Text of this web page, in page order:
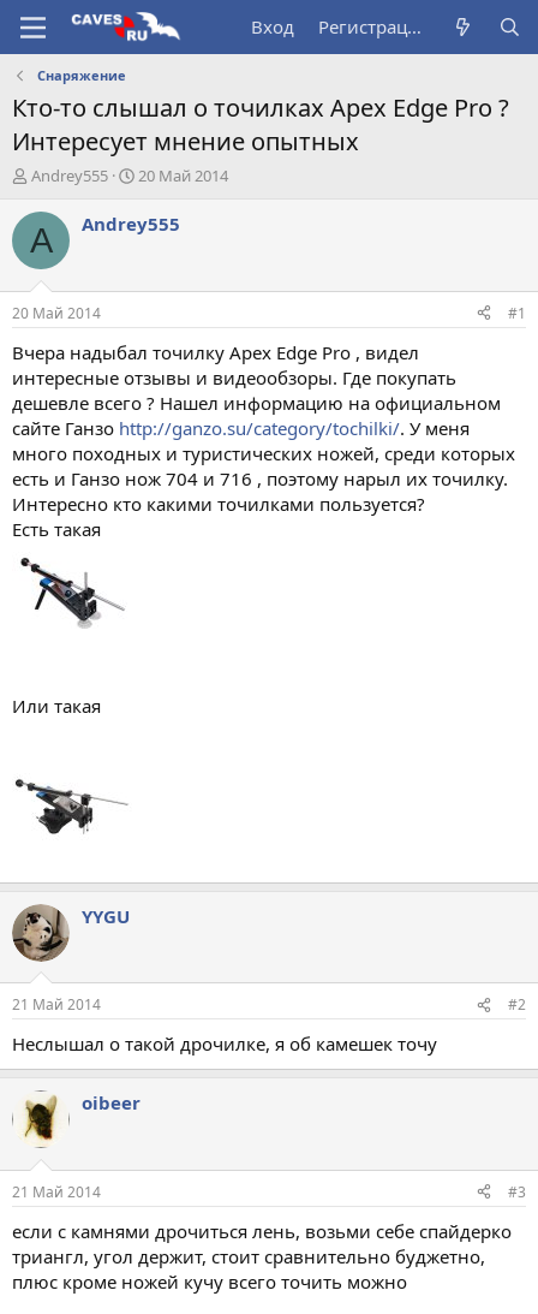
Вход Регистрация
Снаряжение
Кто-то слышал о точилках Apex Edge Pro ?
Интересует мнение опытных
А
т
о
т
е
м
ы
Andrey555
Д
т
а
а
л
20 Май 2014
A Andrey555
20 Май 2014 #1
Вчера надыбал точилку Apex Edge Pro , видел
интересные отзывы и видеообзоры. Где покупать
дешевле всего ? Нашел информацию на официальном
сайте Ганзо http://ganzo.su/category/tochilki/. У меня
много походных и туристических ножей, среди которых
есть и Ганзо нож 704 и 716 , поэтому нарыл их точилку.
Интересно кто какими точилками пользуется?
Есть такая
Или такая
YYGU
21 Май 2014 #2
Неслышал о такой дрочилке, я об камешек точу
oibeer
21 Май 2014 #3
если с камнями дрочиться лень, возьми себе спайдерко
триангл, угол держит, стоит сравнительно буджетно,
плюс кроме ножей кучу всего точить можно